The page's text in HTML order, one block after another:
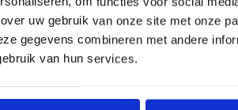
uw gebruik van onze site met onze
gegevens combineren met andere
van hun services.